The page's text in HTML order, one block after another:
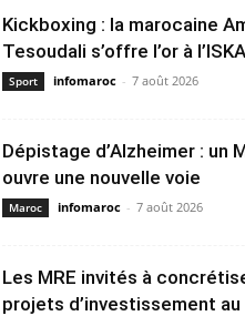
Kickboxing : la marocaine
Tesoudali s’offre l’or à
Sport infomaroc - 7 août 2026
Dépistage d’Alzheimer : un
ouvre une nouvelle voie
Maroc infomaroc - 7 août 2026
Les MRE invités à
projets d’investissement au